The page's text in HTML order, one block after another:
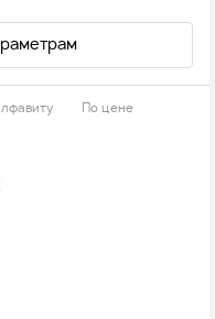
По цене